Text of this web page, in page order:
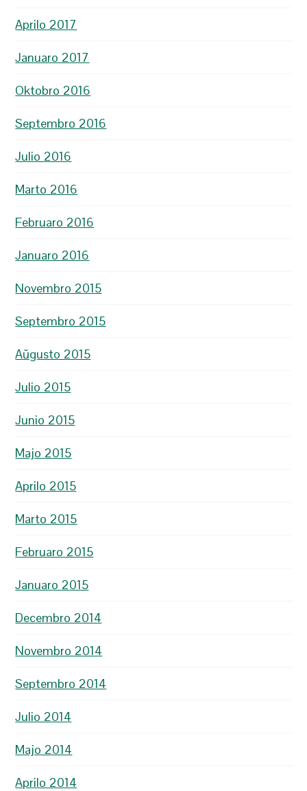
Aprilo 2017
Januaro 2017
Oktobro 2016
Septembro 2016
Julio 2016
Marto 2016
Februaro 2016
Januaro 2016
Novembro 2015
Septembro 2015
Aŭgusto 2015
Julio 2015
Junio 2015
Majo 2015
Aprilo 2015
Marto 2015
Februaro 2015
Januaro 2015
Decembro 2014
Novembro 2014
Septembro 2014
Julio 2014
Majo 2014
Aprilo 2014